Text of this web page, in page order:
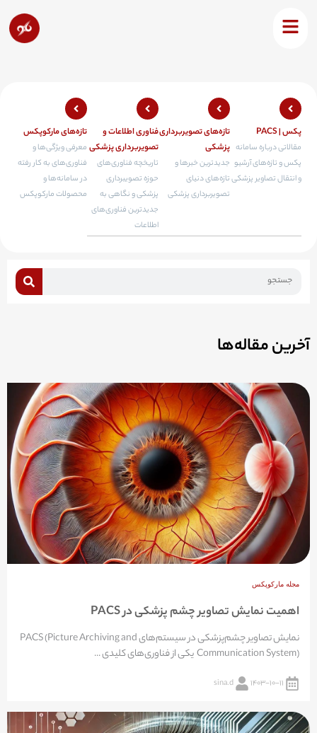
پکس | PACS
مقالاتی درباره سامانه
پکس و تازه‌های آرشیو
و انتقال تصاویر پزشکی
تازه‌های تصویربرداری
پزشکی
جدیدترین خبرها و
تازه‌های دنیای
تصویربرداری پزشکی
فناوری اطلاعات و
تصویربرداری پزشکی
تاریخچه فناوری‌های
حوزه تصویبرداری
پزشکی و نگاهی به
جدیدترین فناوری‌های
اطلاعات
تازه‌های مارکوپکس
معرفی ویژگی‌ها و
فناوری‌های به کار رفته
در سامانه‌ها و
محصولات مارکوپکس
آخرین مقاله‌ها
مجله مارکوپکس
اهمیت نمایش تصاویر چشم پزشکی در PACS
نمایش تصاویر چشم‌پزشکی در سیستم‌های PACS (Picture Archiving and
Communication System) یکی از فناوری‌های کلیدی ...
sina.d ۱۴۰۳-۱۰-۱۱